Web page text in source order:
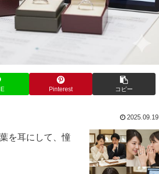
Pinterest コピー
2025.09.19
を耳にして、憧